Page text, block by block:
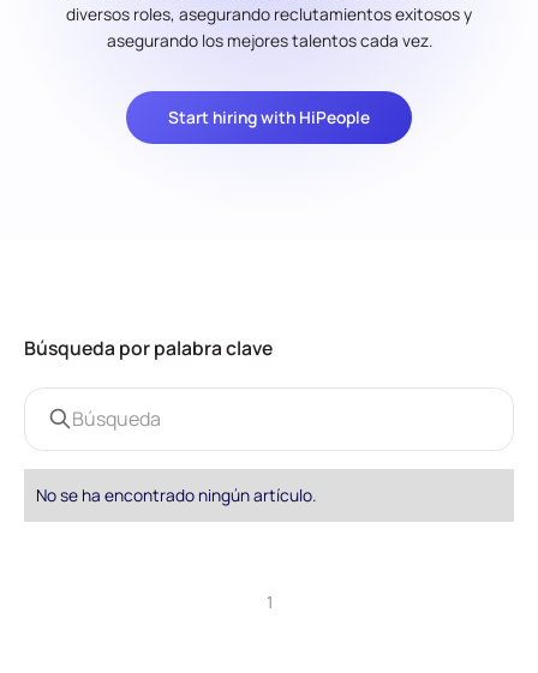
diversos roles, asegurando reclutamientos exitosos y
asegurando los mejores talentos cada vez.
Start hiring with HiPeople
Búsqueda por palabra clave
No se ha encontrado ningún artículo.
1